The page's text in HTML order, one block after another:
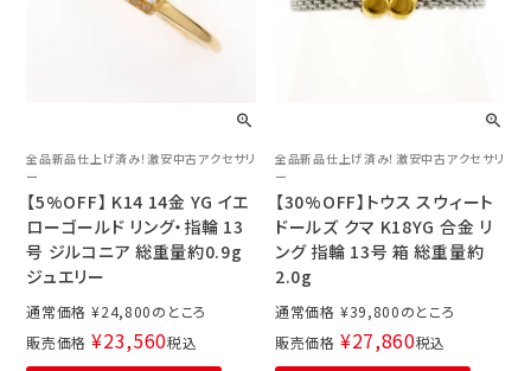
全品新品仕上げ済み！激安中古アクセサリ
ー
【5%OFF】 K14 14金 YG イエ
ローゴールド リング・指輪 13
号 ジルコニア 総重量約0.9g
ジュエリー
通常価格 ¥24,800
販売価格 ¥23,560税込
全品新品仕上げ済み！激安中古アクセサリ
ー
【30%OFF】トウス スウィート
ドールズ クマ K18YG 合金 リ
ング 指輪 13号 箱 総重量約
2.0g
通常価格 ¥39,800
販売価格 ¥27,860税込